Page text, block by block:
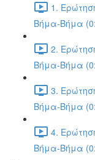
1.
Βήμα-Βήμα
2.
Βήμα-Βήμα
3.
Βήμα-Βήμα
4.
Βήμα-Βήμα